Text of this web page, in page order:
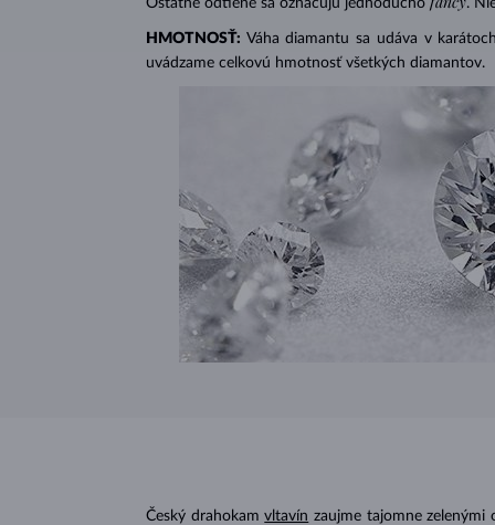
HMOTNOSŤ: Váha diamantu sa udáva v
uvádzame celkovú hmotnosť všetkých diamantov.
Český drahokamvltavín zaujme tajomne zelenými